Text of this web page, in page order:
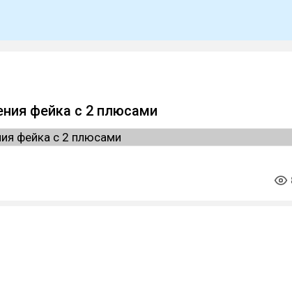
фейка с 2 плюсами